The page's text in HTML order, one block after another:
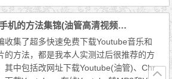
with a device. Please access the
Store app on your device before installi
。当我们遇到这个问题的时候，可以
下几个方面去查找原因。 1、您的计算机
问题 2、谷歌账号问题：未与 Google 帐
...
youtube视频下载到手机的方法集锦(油管高清视频怎么保存到本地)
收集了超多快速免费下载Youtube音乐和
的方法，都是我本人实测过后很推荐的方
其中包括改网址下载Youtube(油管)、Chr